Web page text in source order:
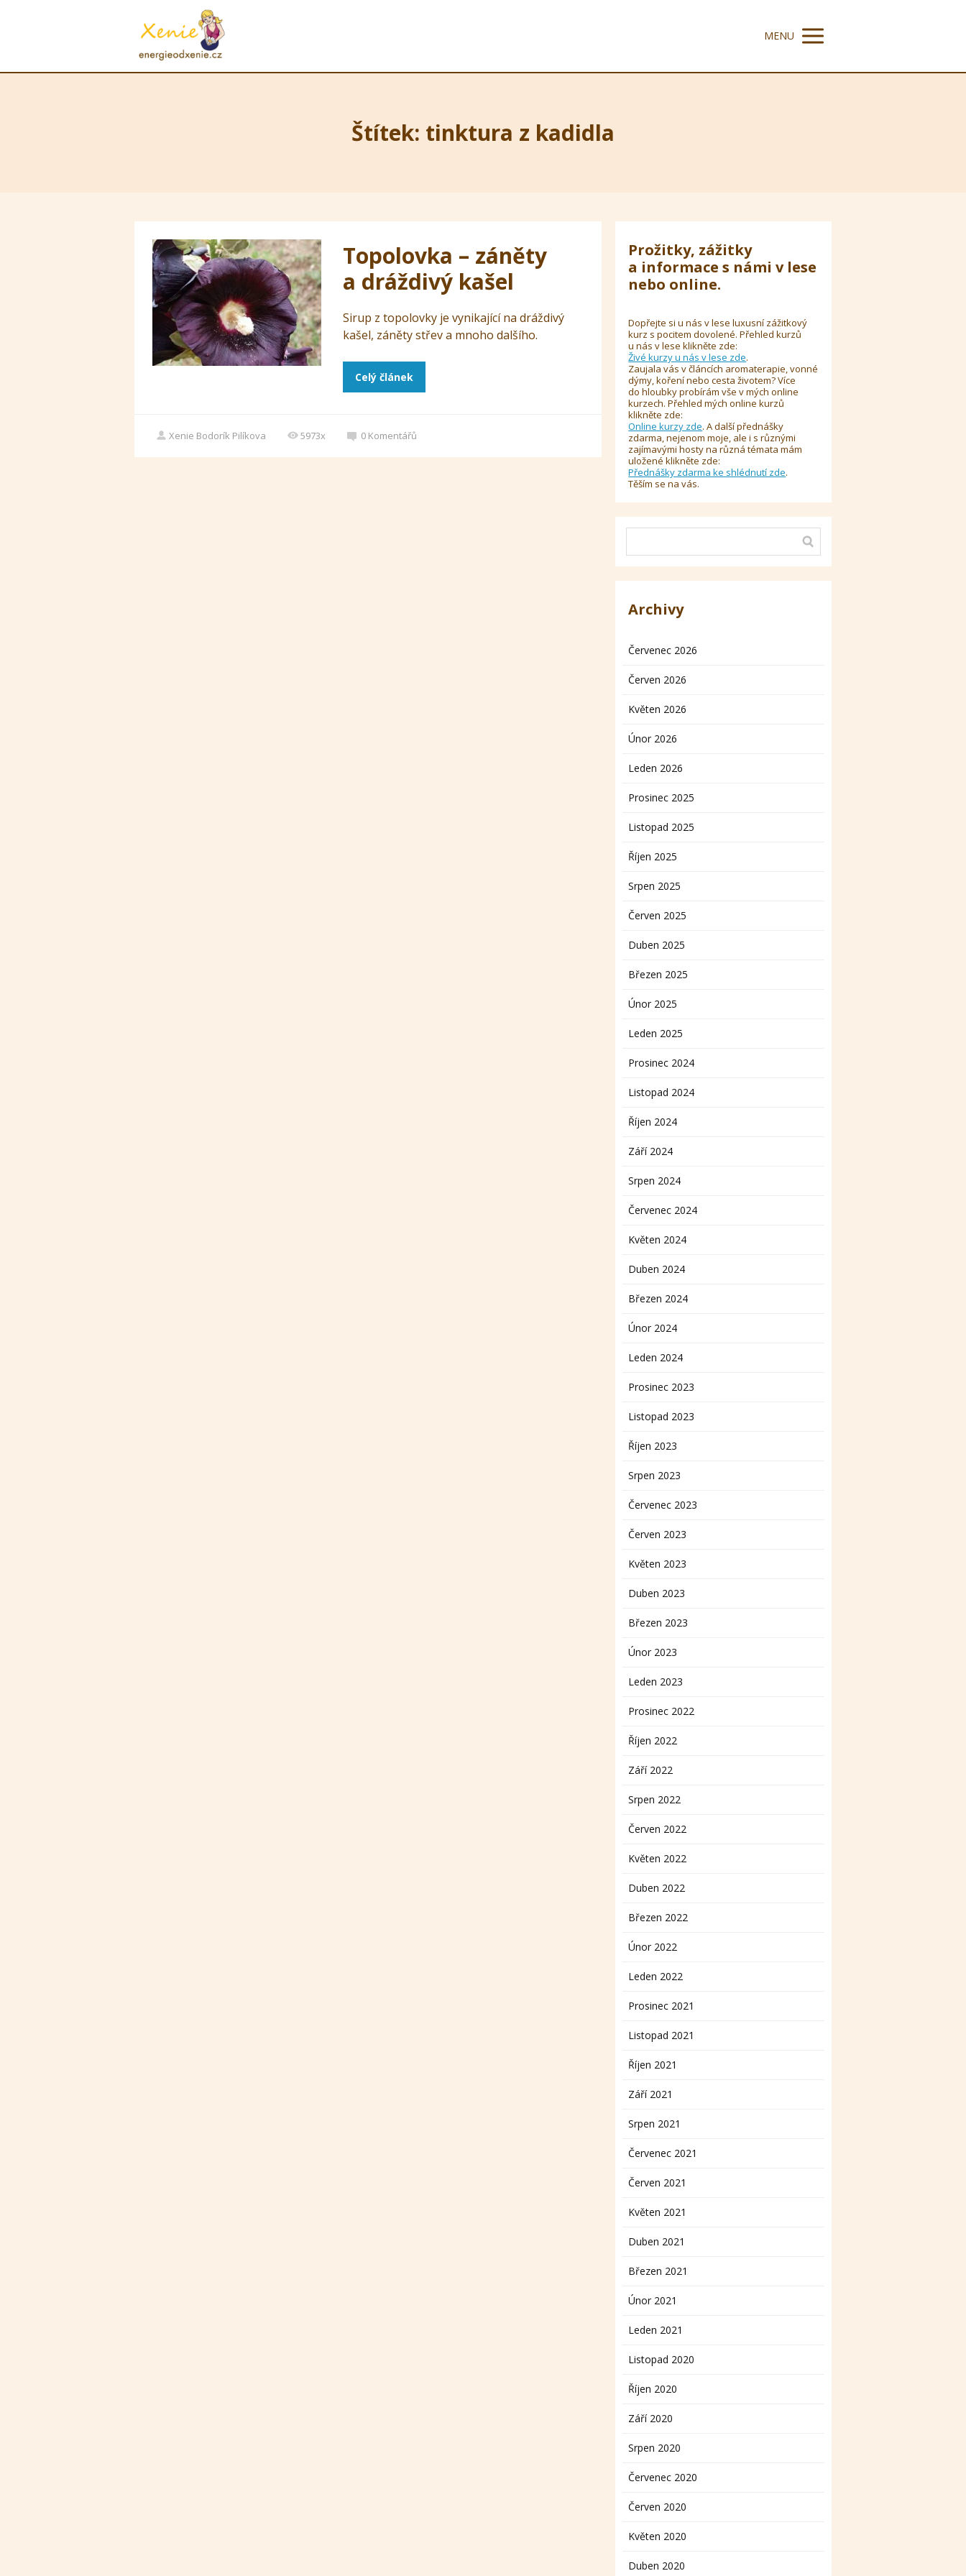
MENU
Štítek: tinktura z kadidla
Topolovka – záněty
a dráždivý kašel
Sirup z topolovky je vynikající na dráždivý
kašel, záněty střev a mnoho dalšího.
Celý článek
Xenie Bodorík Pilíkova 5973x 0 Komentářů
Prožitky, zážitky
a informace s námi v lese
nebo online.
Dopřejte si u nás v lese luxusní zážitkový
kurz s pocitem dovolené. Přehled kurzů
u nás v lese klikněte zde:
Živé kurzy u nás v lese zde.
Zaujala vás v článcích aromaterapie, vonné
dýmy, koření nebo cesta životem? Více
do hloubky probírám vše v mých online
kurzech. Přehled mých online kurzů
klikněte zde:
Online kurzy zde. A další přednášky
zdarma, nejenom moje, ale i s různými
zajímavými hosty na různá témata mám
uložené klikněte zde:
Přednášky zdarma ke shlédnutí zde.
Těším se na vás.
Archivy
Červenec 2026
Červen 2026
Květen 2026
Únor 2026
Leden 2026
Prosinec 2025
Listopad 2025
Říjen 2025
Srpen 2025
Červen 2025
Duben 2025
Březen 2025
Únor 2025
Leden 2025
Prosinec 2024
Listopad 2024
Říjen 2024
Září 2024
Srpen 2024
Červenec 2024
Květen 2024
Duben 2024
Březen 2024
Únor 2024
Leden 2024
Prosinec 2023
Listopad 2023
Říjen 2023
Srpen 2023
Červenec 2023
Červen 2023
Květen 2023
Duben 2023
Březen 2023
Únor 2023
Leden 2023
Prosinec 2022
Říjen 2022
Září 2022
Srpen 2022
Červen 2022
Květen 2022
Duben 2022
Březen 2022
Únor 2022
Leden 2022
Prosinec 2021
Listopad 2021
Říjen 2021
Září 2021
Srpen 2021
Červenec 2021
Červen 2021
Květen 2021
Duben 2021
Březen 2021
Únor 2021
Leden 2021
Listopad 2020
Říjen 2020
Září 2020
Srpen 2020
Červenec 2020
Červen 2020
Květen 2020
Duben 2020